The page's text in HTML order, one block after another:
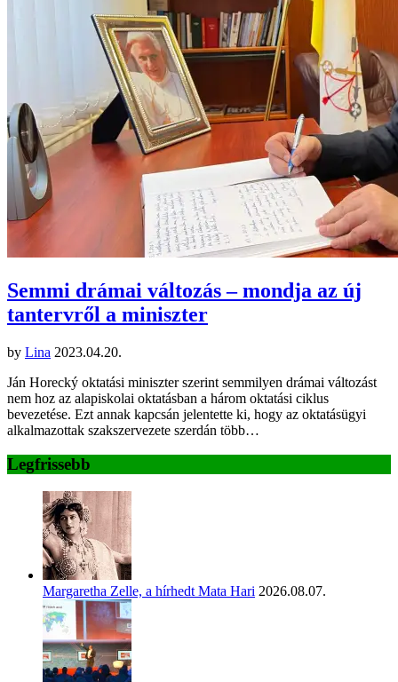
Semmi drámai változás – mondja az új
tantervről a miniszter
by Lina 2023.04.20.
Ján Horecký oktatási miniszter szerint semmilyen drámai változást
nem hoz az alapiskolai oktatásban a három oktatási ciklus
bevezetése. Ezt annak kapcsán jelentette ki, hogy az oktatásügyi
alkalmazottak szakszervezete szerdán több…
Legfrissebb
Margaretha Zelle, a hírhedt Mata Hari 2026.08.07.